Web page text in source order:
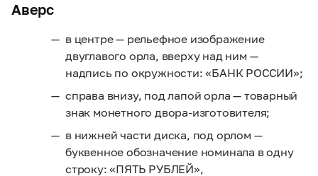
Аверс
в центре — рельефное изображение
двуглавого орла, вверху над ним —
надпись по окружности: «БАНК РОССИИ»;
справа внизу, под лапой орла — товарный
знак монетного двора-изготовителя;
в нижней части диска, под орлом —
буквенное обозначение номинала в одну
строку: «ПЯТЬ РУБЛЕЙ»,